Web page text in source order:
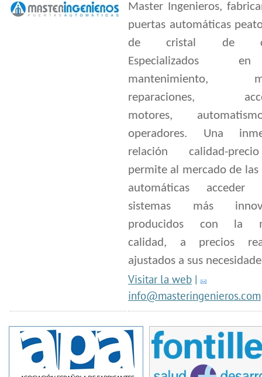
Master Ingenieros,
puertas automáticas
de cristal de
Especializados
mantenimiento,
reparaciones,
motores,
operadores. Una
relación calidad-
permite al mercado de las
automáticas
sistemas más
producidos con la
calidad, a precios
ajustados a sus
Visitar la web |
info@masteringenieros.com